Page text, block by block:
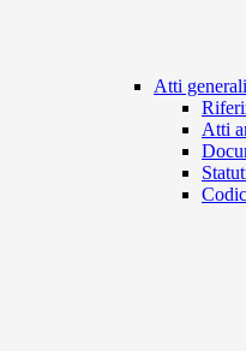
Atti generali
Atti